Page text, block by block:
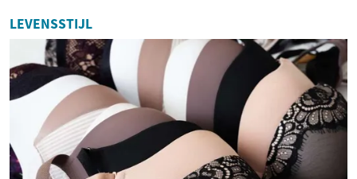
LEVENSSTIJL